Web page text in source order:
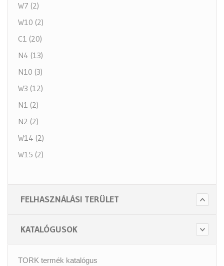
W7 (2)
W10 (2)
C1 (20)
N4 (13)
N10 (3)
W3 (12)
N1 (2)
N2 (2)
W14 (2)
W15 (2)
FELHASZNÁLÁSI TERÜLET
KATALÓGUSOK
TORK termék katalógus